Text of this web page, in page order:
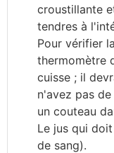
croustillante
tendres à
Pour vérifier
thermomètre
cuisse ; il
n'avez pas
un couteau
Le jus qui
de sang).